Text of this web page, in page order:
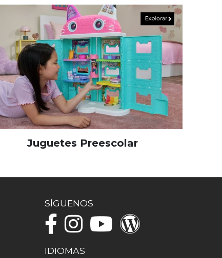
Juguetes Preescolar
SÍGUENOS
IDIOMAS